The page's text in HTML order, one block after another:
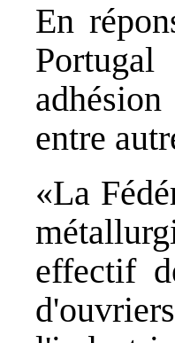
En
entre
«La
effectif